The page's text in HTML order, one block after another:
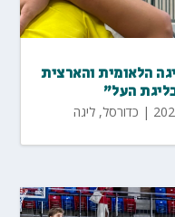
הלאומית והארצית
העל"
| כדורסל,ליגה